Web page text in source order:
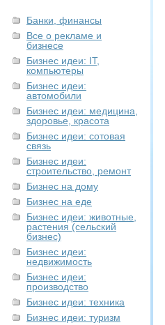
Банки, финансы
Все о рекламе и
бизнесе
Бизнес идеи: IT,
компьютеры
Бизнес идеи:
автомобили
Бизнес идеи: медицина,
здоровье, красота
Бизнес идеи: сотовая
связь
Бизнес идеи:
строительство, ремонт
Бизнес на дому
Бизнес на еде
Бизнес идеи: животные,
растения (сельский
бизнес)
Бизнес идеи:
недвижимость
Бизнес идеи:
производство
Бизнес идеи: техника
Бизнес идеи: туризм